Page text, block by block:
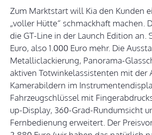
Zum Marktstart will Kia den Kunden
„voller Hütte“ schmackhaft machen.
die GT-Line in der Launch Edition an.
Euro, also 1.000 Euro mehr. Die
Metalliclackierung, Panorama-
aktiven Totwinkelassistenten mit der
Kamerabildern im
Fahrzeugschlüssel mit
up-Display, 360-Grad-Rundumsicht
Fernbedienung erweitert. Der